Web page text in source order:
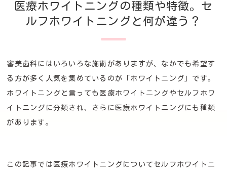
医療ホワイトニングの種類や特徴。セ
ルフホワイトニングと何が違う？
審美歯科にはいろいろな施術がありますが、なかでも希望す
る方が多く人気を集めているのが「ホワイトニング」です。
ホワイトニングと言っても医療ホワイトニングやセルフホワ
イトニングに分類され、さらに医療ホワイトニングにも種類
があります。
この記事では医療ホワイトニングについてセルフホワイトニ